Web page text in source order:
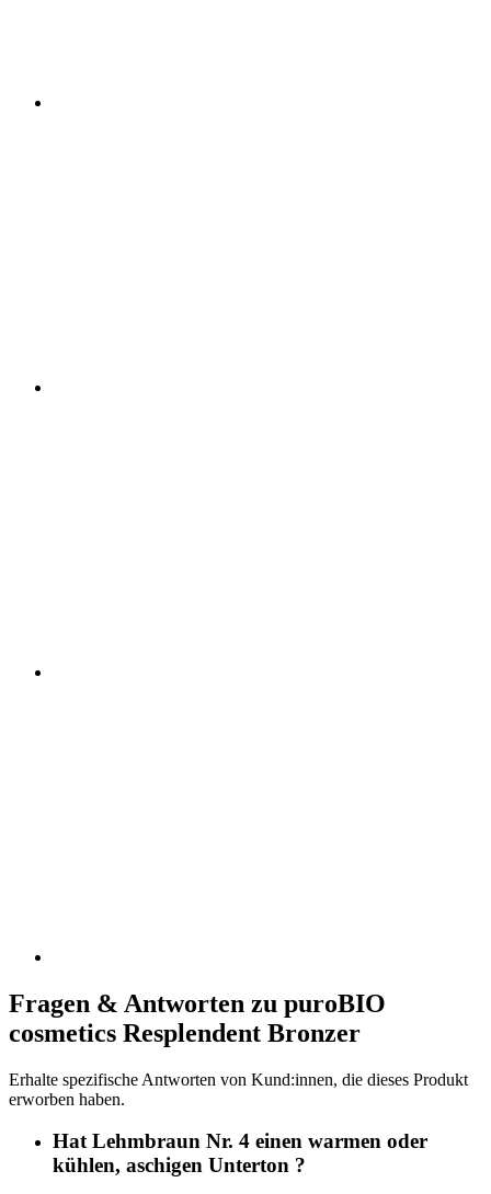
Fragen & Antworten zu puroBIO
cosmetics Resplendent Bronzer
Erhalte spezifische Antworten von Kund:innen, die dieses Produkt
erworben haben.
Hat Lehmbraun Nr. 4 einen warmen oder
kühlen, aschigen Unterton ?